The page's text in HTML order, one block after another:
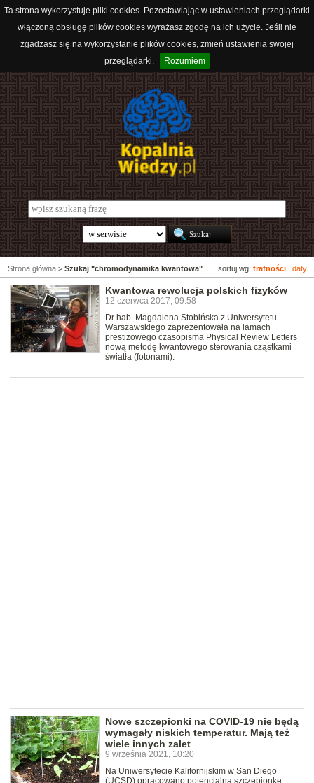
Ta strona wykorzystuje pliki cookies. Pozostawiając w ustawieniach przeglądarki
włączoną obsługę plików cookies wyrażasz zgodę na ich użycie. Jeśli nie
zgadzasz się na wykorzystanie plików cookies, zmień ustawienia swojej
przeglądarki.
Rozumiem
sortuj wg: trafności daty
Strona główna > Szukaj "chromodynamika kwantowa"
Kwantowa rewolucja polskich fizyków
12 czerwca 2017, 09:58
Dr hab. Magdalena Stobińska z Uniwersytetu
Warszawskiego zaprezentowała na łamach
prestiżowego czasopisma Physical Review Letters
nową metodę kwantowego sterowania cząstkami
światła (fotonami).
Nowe szczepionki na COVID-19 nie będą
wymagały niskich temperatur. Mają też
wiele innych zalet
9 września 2021, 10:20
Na Uniwersytecie Kalifornijskim w San Diego